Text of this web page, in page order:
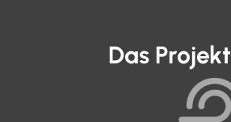
Das Projekt